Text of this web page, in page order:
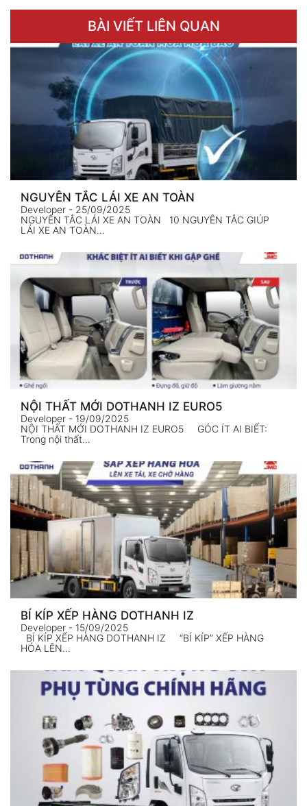
BÀI VIẾT LIÊN QUAN
NGUYÊN TẮC LÁI XE AN TOÀN
Developer - 25/09/2025
NGUYÊN TẮC LÁI XE AN TOÀN 10 NGUYÊN TẮC GIÚP
LÁI XE AN TOÀN…
NỘI THẤT MỚI DOTHANH IZ EURO5
Developer - 19/09/2025
NỘI THẤT MỚI DOTHANH IZ EURO5 GÓC ÍT AI BIẾT:
Trong nội thất…
BÍ KÍP XẾP HÀNG DOTHANH IZ
Developer - 15/09/2025
BÍ KÍP XẾP HÀNG DOTHANH IZ “BÍ KÍP” XẾP HÀNG
HÓA LÊN…